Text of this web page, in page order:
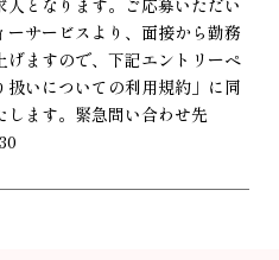
となります。ご応募いただい
サービスより、面接から勤務
げますので、下記エントリーペ
いについての利用規約」に同
します。緊急問い合わせ先